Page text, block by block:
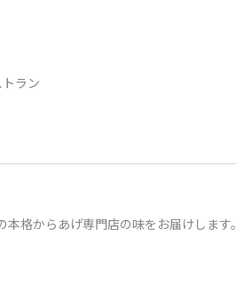
ラン
格からあげ専門店の味をお届けします。